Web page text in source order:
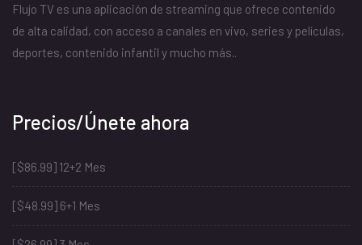
Flujo TV es una aplicación de streaming que ofrece contenido
de alta calidad, con acceso a canales en vivo, series y películas,
deportes, contenido infantil y mucho más..
Precios/Únete ahora
[$86.99] 12+2 Mes
[$48.99] 6+1 Mes